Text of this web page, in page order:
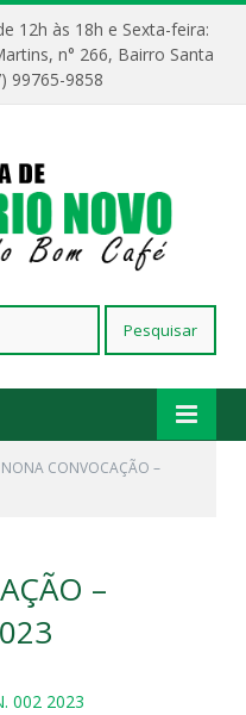
12h às 18h e Sexta-feira:
n° 266, Bairro Santa
99765-9858
NONA CONVOCAÇÃO –
–
002 2023